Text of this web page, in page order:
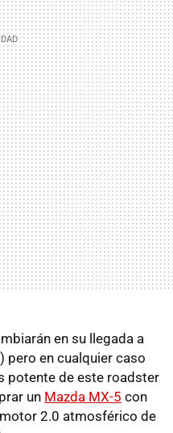
en su llegada a
pero en cualquier caso
potente de este roadster
un Mazda MX-5 con
2.0 atmosférico de